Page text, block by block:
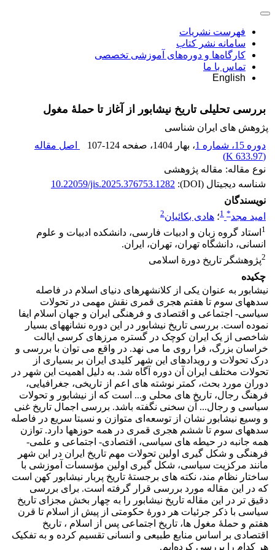
فهرست نشریات
سامانه نشر کتاب
کارگاه‌ها و دوره‌های آموزشی تخصصی
تماس با ما
English
بررسی تحلیلی تاریخ نیشابور از آغاز تا حملۀ مغول
پژوهش های ایران شناسی
دوره 15، شماره 1
، بهار 1404 ، صفحه 107-124
اصل مقاله
(
633.97 K
)
نوع مقاله: مقاله پژوهشی
شناسه دیجیتال (DOI):
10.22059/jis.2025.376753.1282
نویسندگان
امید مجد*
1؛ هادی بکائیان2
1 استاد گروه زبان و ادبیات فارسی، دانشکده ادبیات و علوم
انسانی، دانشگاه تهران، تهران، ایران.
2پژوهشگر تاریخ دورة اسلامی
چکیده
نیشابور به عنوان یکی از کلانشهرهای دنیای اسلام در فاصله
سده‎های سوم تا هفتم هجری قمری نقش مهمی در تحولات
سیاسی- اجتماعی و اقتصادی و فرهنگی ایران و جهان اسلام ایفا
نموده است. بررسی تاریخ نیشابور در این دوره نشانه‎های بسیار
شاخصی از یک ایران کوچک در گستره مرزهای کرسی ایالت
خراسان بزرگ، فرا روی ما می ‎نهد. در واقع می ‎توان با بررسی و
درک تحولات و رویدادهای این شهر کلیدی ایران بر بسیاری از
تحولات مختلف ایران آن دوره آگاه شد. به دلیل اهمیت این شهر در
دوران مورد بحث، کمتر نوشته ه‎ای اعم از تاریخی، جغرافیایی،
فرهنگ رجال، تاریخ های محلی و... است که از نیشابور و تحولات
سیاسی و رجال... آن سخنی نگفته باشد. بررسی اجمال تاریخ غنی
و وسیع نیشابور نشان از توسعه‌ای متوازن و نسبتا سریع در فاصله
سده‎های سوم تا ششم هجری قمری در همه حوزه‎ها دارد.
توازن
همه جانبه در حیطه های سیاسی، اقتصادی- اجتماعی و علمی-
فرهنگی و شکل گیری اولین تحولات مهم تاریخ ایران در این شهر
مانند مرکزیت سیاسی، شکل گیری اولین مؤسسات آموزشی با
ساختار نظام مند، نکته های برجستۀ تاریخ پربار نیشابور کهن است
که در این مقاله مورد بررسی قرار گرفته است. برای بررسی
دقیق ‎تر در این مقاله تاریخ نیشابور را به چهار بخش مجزای تاریخ
سیاسی با ذکر جرئیات هر دورۀ حکومتی از پیش از اسلام تا قرن
هفتم و حملۀ مغول ها، تاریخ اجتماعی پس از اسلام ، تاریخ
اقتصادی بر اساس منابع طبیعی و انسانی تقسیم کرده و به تفکیک
هر کدام را بررسی کرده‌ایم.